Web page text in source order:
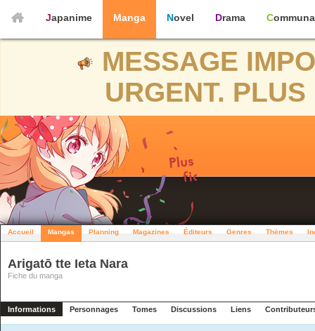
Japanime Manga Novel Drama
MESSAGE
URGENT.
Accueil Mangas Planning Magazines Éditeurs Genres Thèmes
Arigatō tte Ieta Nara
Fiche du manga
Informations Personnages Tomes Discussions Liens